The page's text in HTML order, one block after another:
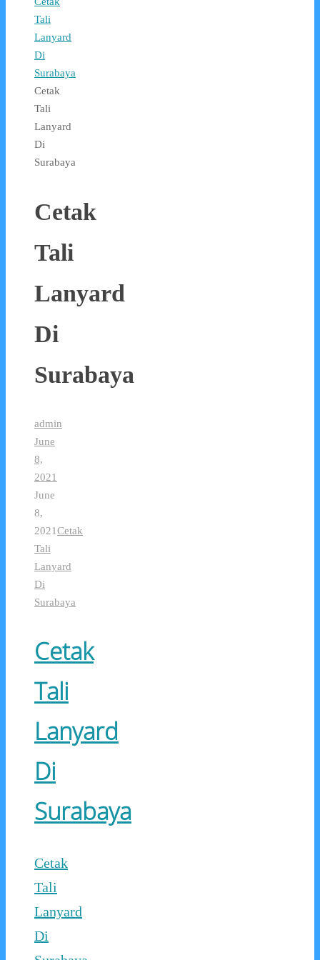
Tali
Lanyard
Di
Surabaya
Cetak
Tali
Lanyard
Di
Surabaya
Cetak
Tali
Lanyard
Di
Surabaya
admin
June
8,
2021
June
8,
2021Cetak
Tali
Lanyard
Di
Surabaya
Cetak
Tali
Lanyard
Di
Surabaya
Cetak
Tali
Lanyard
Di